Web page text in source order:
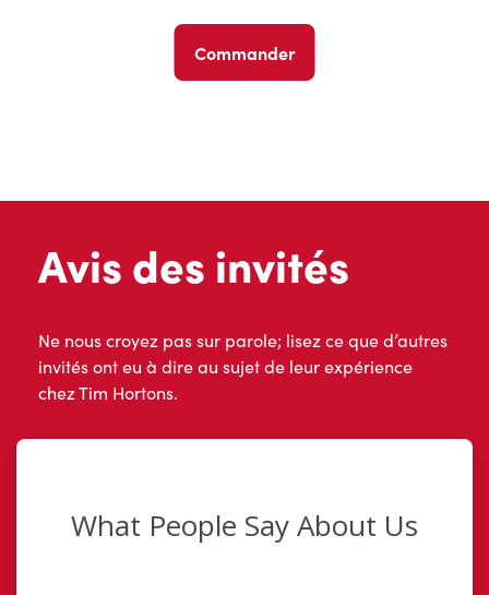
Commander
Avis des invités
Ne nous croyez pas sur parole; lisez ce que d’autres
invités ont eu à dire au sujet de leur expérience
chez Tim Hortons.